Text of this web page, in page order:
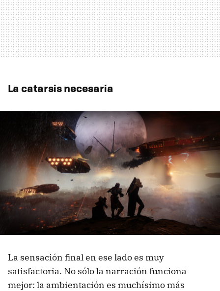
La catarsis necesaria
La sensación final en ese lado es muy
satisfactoria. No sólo la narración funciona
mejor: la ambientación es muchísimo más